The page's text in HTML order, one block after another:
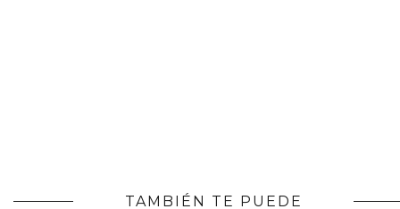
TAMBIÉN TE PUEDE